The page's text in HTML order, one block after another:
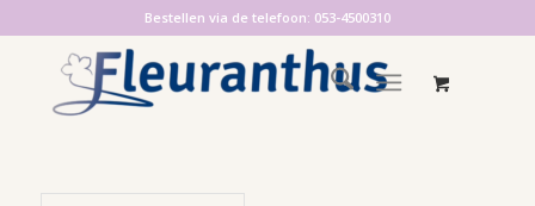
Bestellen via de telefoon: 053-4500310